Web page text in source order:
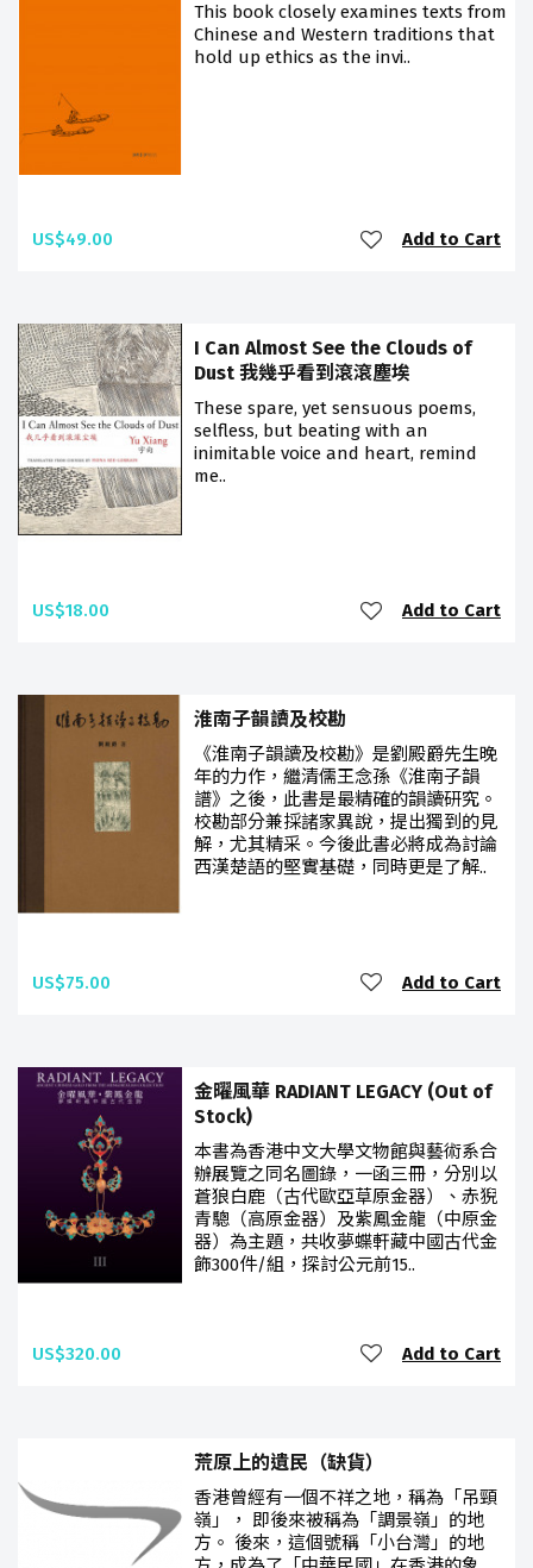
This book closely examines texts from
Chinese and Western traditions that
hold up ethics as the invi..
US$49.00 Add to Cart
I Can Almost See the Clouds of
Dust 我幾乎看到滾滾塵埃
These spare, yet sensuous poems,
selfless, but beating with an
inimitable voice and heart, remind
me..
US$18.00 Add to Cart
淮南子韻讀及校勘
《淮南子韻讀及校勘》是劉殿爵先生晚
年的力作，繼清儒王念孫《淮南子韻
譜》之後，此書是最精確的韻讀研究。
校勘部分兼採諸家異說，提出獨到的見
解，尤其精采。今後此書必將成為討論
西漢楚語的堅實基礎，同時更是了解..
US$75.00 Add to Cart
金曜風華 RADIANT LEGACY (Out of
Stock)
本書為香港中文大學文物館與藝術系合
辦展覽之同名圖錄，一函三冊，分別以
蒼狼白鹿（古代歐亞草原金器）、赤猊
青驄（高原金器）及紫鳳金龍（中原金
器）為主題，共收夢蝶軒藏中國古代金
飾300件/組，探討公元前15..
US$320.00 Add to Cart
荒原上的遺民（缺貨）
香港曾經有一個不祥之地，稱為「吊頸
嶺」， 即後來被稱為「調景嶺」的地
方。 後來，這個號稱「小台灣」的地